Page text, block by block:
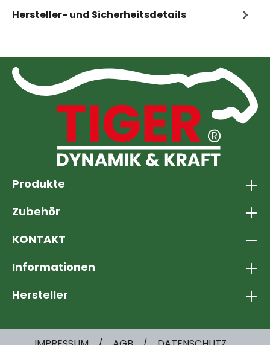
Hersteller- und Sicherheitsdetails
Produkte
Zubehör
KONTAKT
Informationen
Hersteller